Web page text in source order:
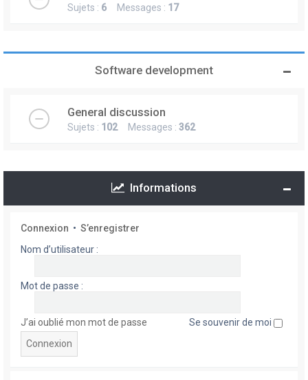
Sujets : 6 Messages : 17
Software development
General discussion
Sujets : 102Messages : 362
Informations
Connexion • S’enregistrer
Nom d’utilisateur :
Mot de passe :
J’ai oublié mon mot de passe Se souvenir de moi